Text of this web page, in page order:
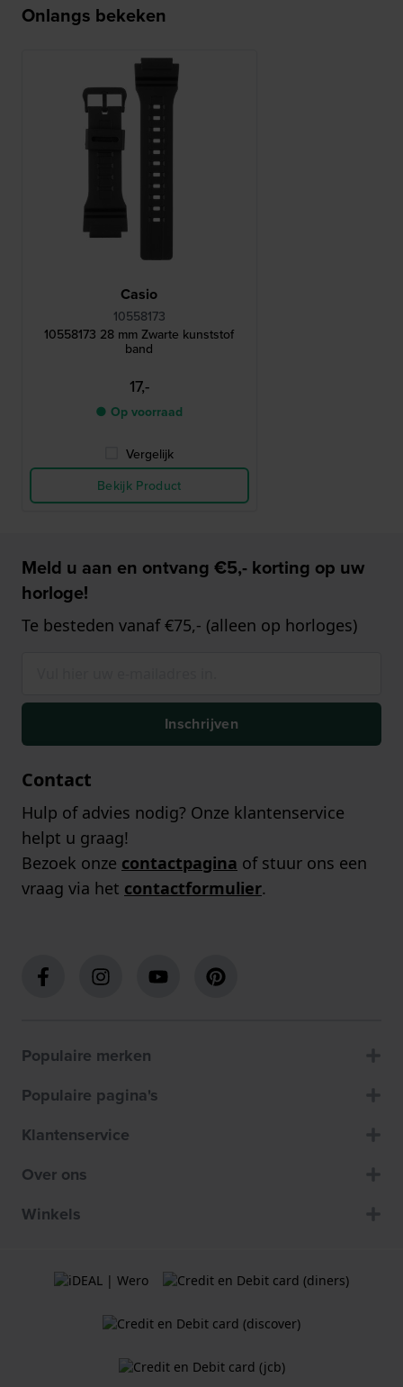
Onlangs bekeken
Casio
10558173
10558173 28 mm Zwarte kunststof
band
17,-
● Op voorraad
Vergelijk
Bekijk Product
Meld u aan en ontvang €5,- korting op uw
horloge!
Te besteden vanaf €75,- (alleen op horloges)
Inschrijven
Contact
Hulp of advies nodig? Onze klantenservice
helpt u graag!
Bezoek onze contactpagina of stuur ons een
vraag via het contactformulier.
Populaire merken
Populaire pagina's
Klantenservice
Over ons
Winkels